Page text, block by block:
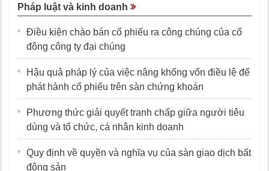
Pháp luật và kinh doanh
Điều kiện chào bán cổ phiếu ra công chúng của cổ
đông công ty đại chúng
Hậu quả pháp lý của việc nâng khống vốn điều lệ để
phát hành cổ phiếu trên sàn chứng khoán
Phương thức giải quyết tranh chấp giữa người tiêu
dùng và tổ chức, cá nhân kinh doanh
Quy định về quyền và nghĩa vụ của sàn giao dịch bất
động sản